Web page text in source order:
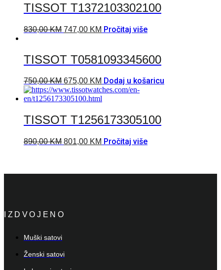
TISSOT T1372103302100
830,00KM 747,00 KM Pročitaj više
TISSOT T0581093345600
750,00KM 675,00 KM Dodaj u košaricu
TISSOT T1256173305100
890,00KM 801,00 KM Pročitaj više
IZDVOJENO
Muški satovi
Ženski satovi